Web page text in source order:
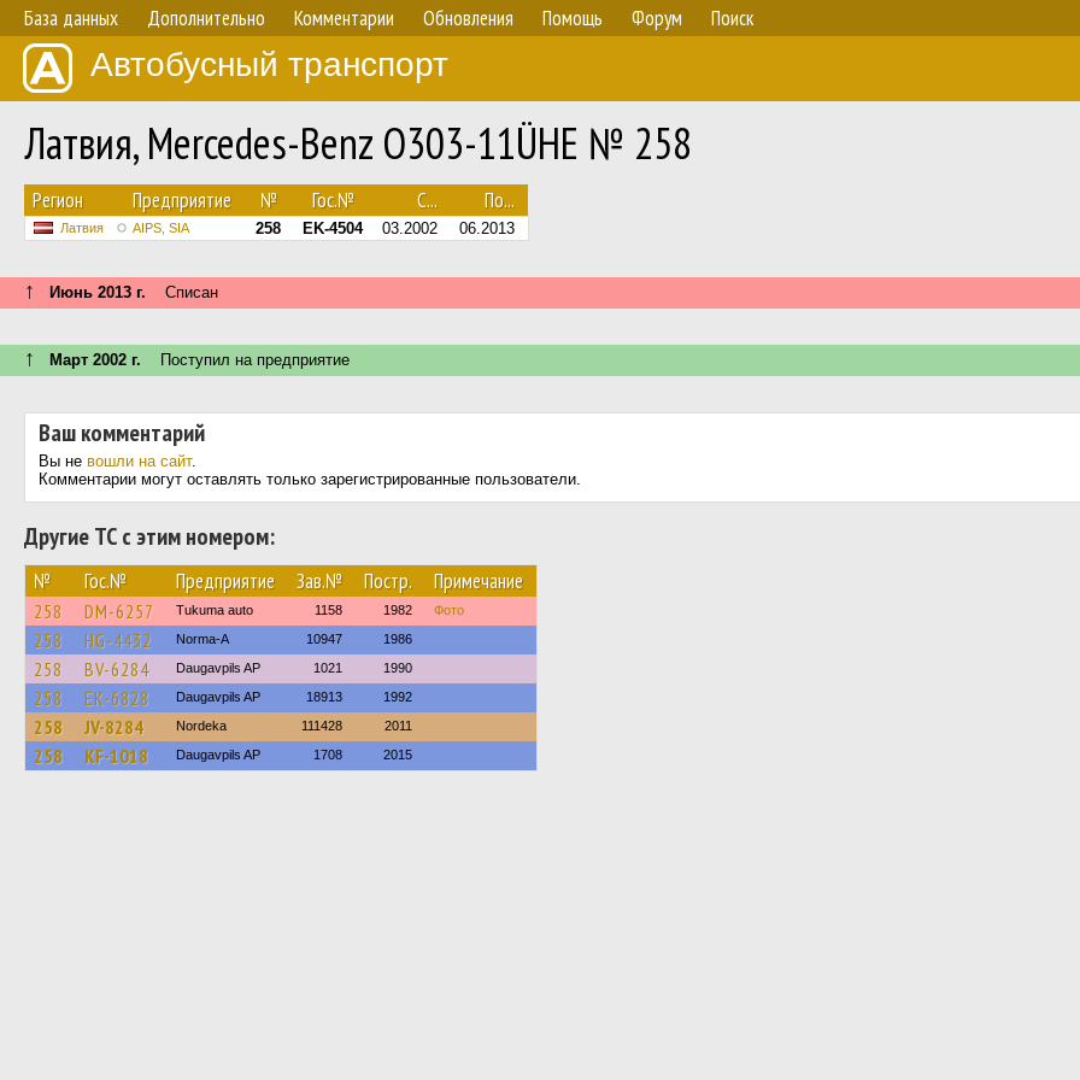
База данных Дополнительно Комментарии Обновления Помощь Форум Поиск
Автобусный транспорт
Латвия, Mercedes-Benz O303-11ÜHE № 258
Регион Предприятие № Гос.№ С... По...
Латвия AIPS, SIA 258 EK-4504 03.2002 06.2013
↑ Июнь 2013 г. Списан
↑ Март 2002 г. Поступил на предприятие
Ваш комментарий
Вы не вошли на сайт.
Комментарии могут оставлять только зарегистрированные пользователи.
Другие ТС с этим номером:
№ Гос.№ Предприятие Зав.№ Постр. Примечание
258 DM-6257 Tukuma auto 1158 1982 Фото
258 HG-4432 Norma-A 10947 1986
258 BV-6284 Daugavpils AP 1021 1990
258 EK-6828 Daugavpils AP 18913 1992
258 JV-8284 Nordeka 111428 2011
258 KF-1018 Daugavpils AP 1708 2015